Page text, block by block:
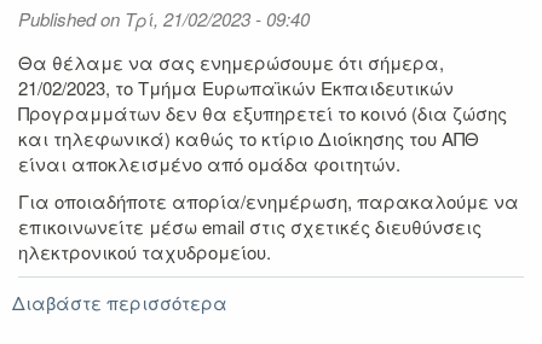
Published on Τρί, 21/02/2023 - 09:40
Θα θέλαμε να σας ενημερώσουμε ότι σήμερα,
21/02/2023, το Τμήμα Ευρωπαϊκών Εκπαιδευτικών
Προγραμμάτων δεν θα εξυπηρετεί το κοινό (δια ζώσης
και τηλεφωνικά) καθώς το κτίριο Διοίκησης του ΑΠΘ
είναι αποκλεισμένο από ομάδα φοιτητών.
Για οποιαδήποτε απορία/ενημέρωση, παρακαλούμε να
επικοινωνείτε μέσω email στις σχετικές διευθύνσεις
ηλεκτρονικού ταχυδρομείου.
Διαβάστε περισσότερα